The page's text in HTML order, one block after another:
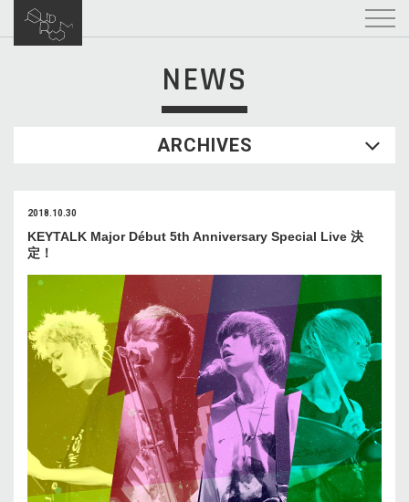
NEWS
ARCHIVES
2018.10.30
KEYTALK Major Début 5th Anniversary Special Live 決
定！